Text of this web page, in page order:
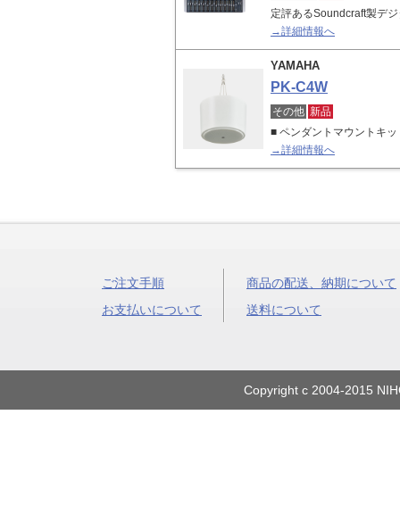
定評あるSoundcraft製デ
→詳細情報へ
YAMAHA
PK-C4W
その他 新品
■ ペンダントマウントキ
→詳細情報へ
ご注文手順
お支払いについて
商品の配送、納期について
送料について
Copyright c 2004-2015